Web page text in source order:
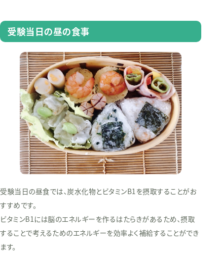
受験当日の昼の食事
受験当日の昼食では、炭水化物とビタミンB1を摂取することがお
すすめです。
ビタミンB1には脳のエネルギーを作るはたらきがあるため、摂取
することで考えるためのエネルギーを効率よく補給することができ
ます。